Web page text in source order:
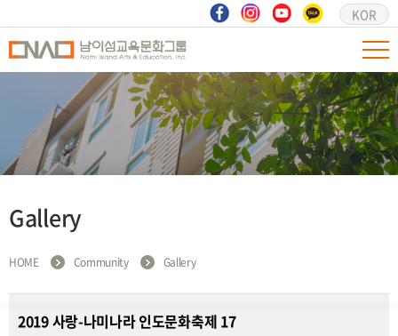
KOR
Gallery
HOME Community Gallery
2019 사랑-나미나라 인도문화축제 17